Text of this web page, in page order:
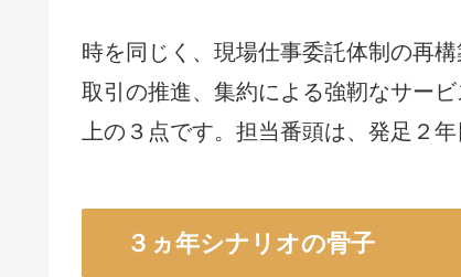
時を同じく、現場仕事委託体制の再
取引の推進、集約による強靭なサー
上の３点です。担当番頭は、発足２
３ヵ年シナリオの骨子